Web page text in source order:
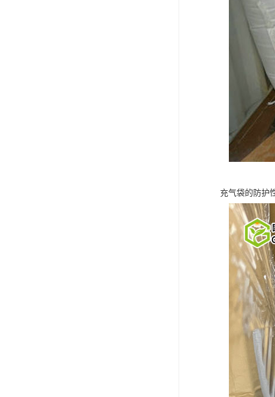
充气袋的防护